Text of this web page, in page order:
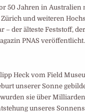
50 Jahren in
und weiteren
der älteste Feststoff,
PNAS veröffentlicht.
Heck vom Field
unserer Sonne
sie über
unseres